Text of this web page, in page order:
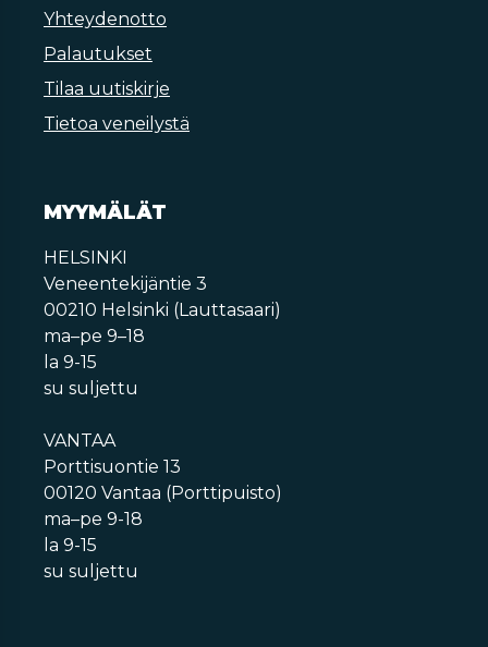
Yhteydenotto
Palautukset
Tilaa uutiskirje
Tietoa veneilystä
MYYMÄLÄT
HELSINKI
Veneentekijäntie 3
00210 Helsinki (Lauttasaari)
ma–pe 9–18
la 9-15
su suljettu
VANTAA
Porttisuontie 13
00120 Vantaa (Porttipuisto)
ma–pe 9-18
la 9-15
su suljettu